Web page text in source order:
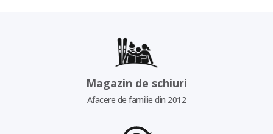
Magazin de schiuri
Afacere de familie din 2012